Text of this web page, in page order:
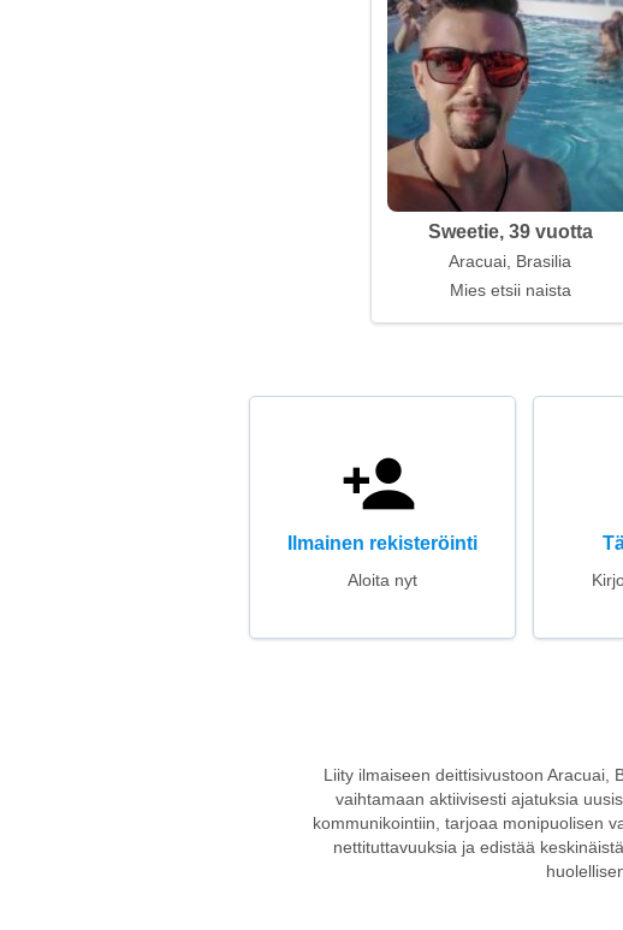
Sweetie, 39 vuotta
Aracuai, Brasilia
Mies etsii naista
Ilmainen rekisteröinti
Aloita nyt
Liity ilmaiseen deittisivustoon Aracuai,
vaihtamaan aktiivisesti ajatuksia
kommunikointiin, tarjoaa monipuolisen
nettituttavuuksia ja edistää